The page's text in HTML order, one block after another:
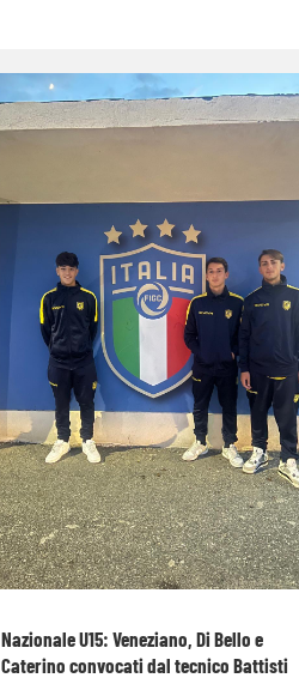
Nazionale U15: Veneziano, Di Bello e
Caterino convocati dal tecnico Battisti